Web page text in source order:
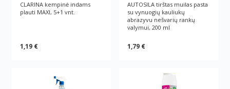
CLARINA kempinė indams
plauti MAXI, 5+1 vnt.
1,19 €
AUTOSILA tirštas muilas pasta
su vynuogių kauliukų
abrazyvu nešvarių rankų
valymui, 200 ml
1,79 €